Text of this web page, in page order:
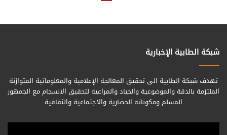
شبكة الطابية الإخبارية
تهدف شبكة الطابية الى تحقيق المعالجة الإعلامية والمعلوماتية المتوازنة
الملتزمة بالدقة والموضوعية والحياد والمراعية لتحقيق الانسجام مع الجمهور
المسلم ومكوناته الحضارية والاجتماعية والثقافية